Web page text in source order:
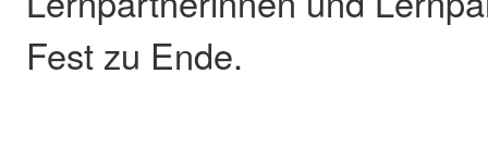
Fest zu Ende.